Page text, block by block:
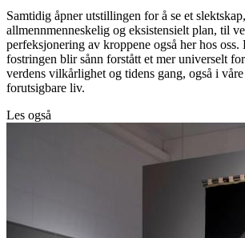
Samtidig åpner utstillingen for å se et
allmennmenneskelig og eksistensielt plan, til
perfeksjonering av kroppene også her hos oss.
fostringen blir sånn forstått et mer universelt
verdens vilkårlighet og tidens gang, også i
forutsigbare liv.
Les også